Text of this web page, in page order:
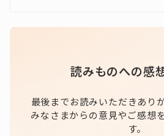
読みものへの感
最後までお読みいただきあり
みなさまからの意見やご感想
す。